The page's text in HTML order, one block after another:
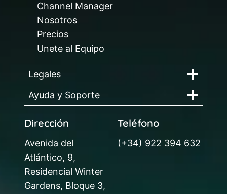
Channel Manager
Nosotros
Precios
Unete al Equipo
Legales
Ayuda y Soporte
Dirección
Avenida del
Atlántico, 9,
Residencial Winter
Gardens, Bloque 3,
Teléfono
(+34) 922 394 632